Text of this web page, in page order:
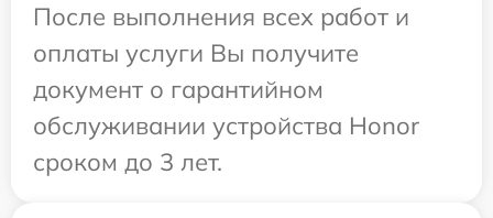
После выполнения всех работ и
оплаты услуги Вы получите
документ о гарантийном
обслуживании устройства Honor
сроком до 3 лет.